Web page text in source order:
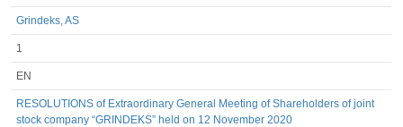
Grindeks, AS
1
EN
RESOLUTIONS of Extraordinary General Meeting of Shareholders of joint
stock company “GRINDEKS” held on 12 November 2020